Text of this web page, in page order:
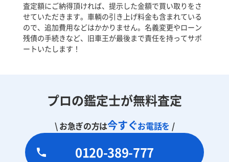
査定額にご納得頂ければ、提示した金額で買い取りをさ
せていただきます。車輌の引き上げ料金も含まれている
ので、追加費用などはかかりません。名義変更やローン
残債の手続きなど、旧車王が最後まで責任を持ってサポ
ートいたします！
プロの鑑定士が無料査定
\ お急ぎの方は今すぐお電話を /
0120-389-777